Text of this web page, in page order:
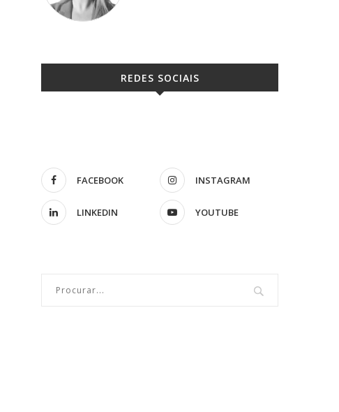
REDES SOCIAIS
FACEBOOK INSTAGRAM
LINKEDIN YOUTUBE